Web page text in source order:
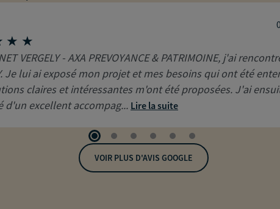
VERGELY - AXA PREVOYANCE & PATRIMOINE, j'ai
Je lui ai exposé mon projet et mes besoins qui ont été
claires et intéressantes m'ont été proposées. J'ai
d'un excellent accompag... Lire la suite
VOIR PLUS D'AVIS GOOGLE